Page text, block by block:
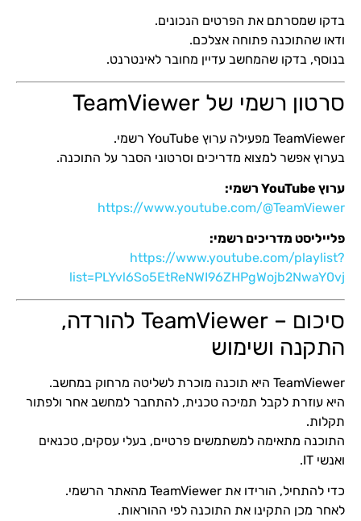
בדקו שמסרתם את הפרטים הנכונים.
ודאו שהתוכנה פתוחה אצלכם.
בנוסף, בדקו שהמחשב עדיין מחובר לאינטרנט.
סרטון רשמי של TeamViewer
TeamViewer מפעילה ערוץ YouTube רשמי.
בערוץ אפשר למצוא מדריכים וסרטוני הסבר על התוכנה.
ערוץ YouTube רשמי:
https://www.youtube.com/@TeamViewer
פלייליסט מדריכים רשמי:
https://www.youtube.com/playlist?
list=PLYvl6So5EtReNWI96ZHPgWojb2NwaY0vj
סיכום – TeamViewer להורדה,
התקנה ושימוש
TeamViewer היא תוכנה מוכרת לשליטה מרחוק במחשב.
היא עוזרת לקבל תמיכה טכנית, להתחבר למחשב אחר ולפתור
תקלות.
התוכנה מתאימה למשתמשים פרטיים, בעלי עסקים, טכנאים
ואנשי IT.
כדי להתחיל, הורידו את TeamViewer מהאתר הרשמי.
לאחר מכן התקינו את התוכנה לפי ההוראות.